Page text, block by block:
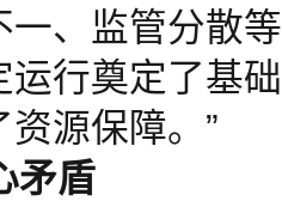
一、监管分散
运行奠定了基
源保障。”
矛盾